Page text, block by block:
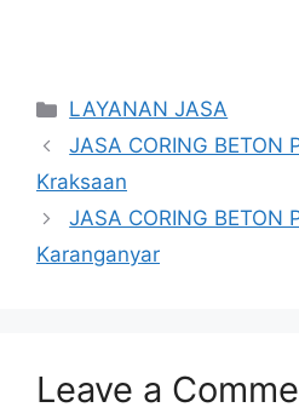
Categories
LAYANAN JASA
JASA CORING BETON
Kraksaan
JASA CORING BETON
Karanganyar
Leave a